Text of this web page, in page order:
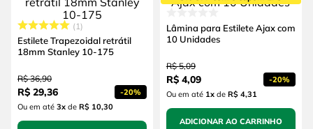
1
Estilete Trapezoidal retrátil
18mm Stanley 10-175
R$ 36,90
R$ 29,36 -20%
Ou em até 3xde R$ 10,30
Lâmina para Estilete Ajax com
10 Unidades
R$ 5,09
R$ 4,09 -20%
Ou em até 1xde R$ 4,31
ADICIONAR AO CARRINHO